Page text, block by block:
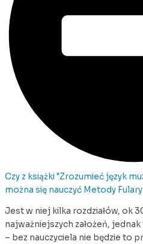
Czy z książki "Zrozumieć język
można się nauczyć Metody
Jest w niej kilka rozdziałów, ok
najważniejszych założeń,
– bez nauczyciela nie będzie to